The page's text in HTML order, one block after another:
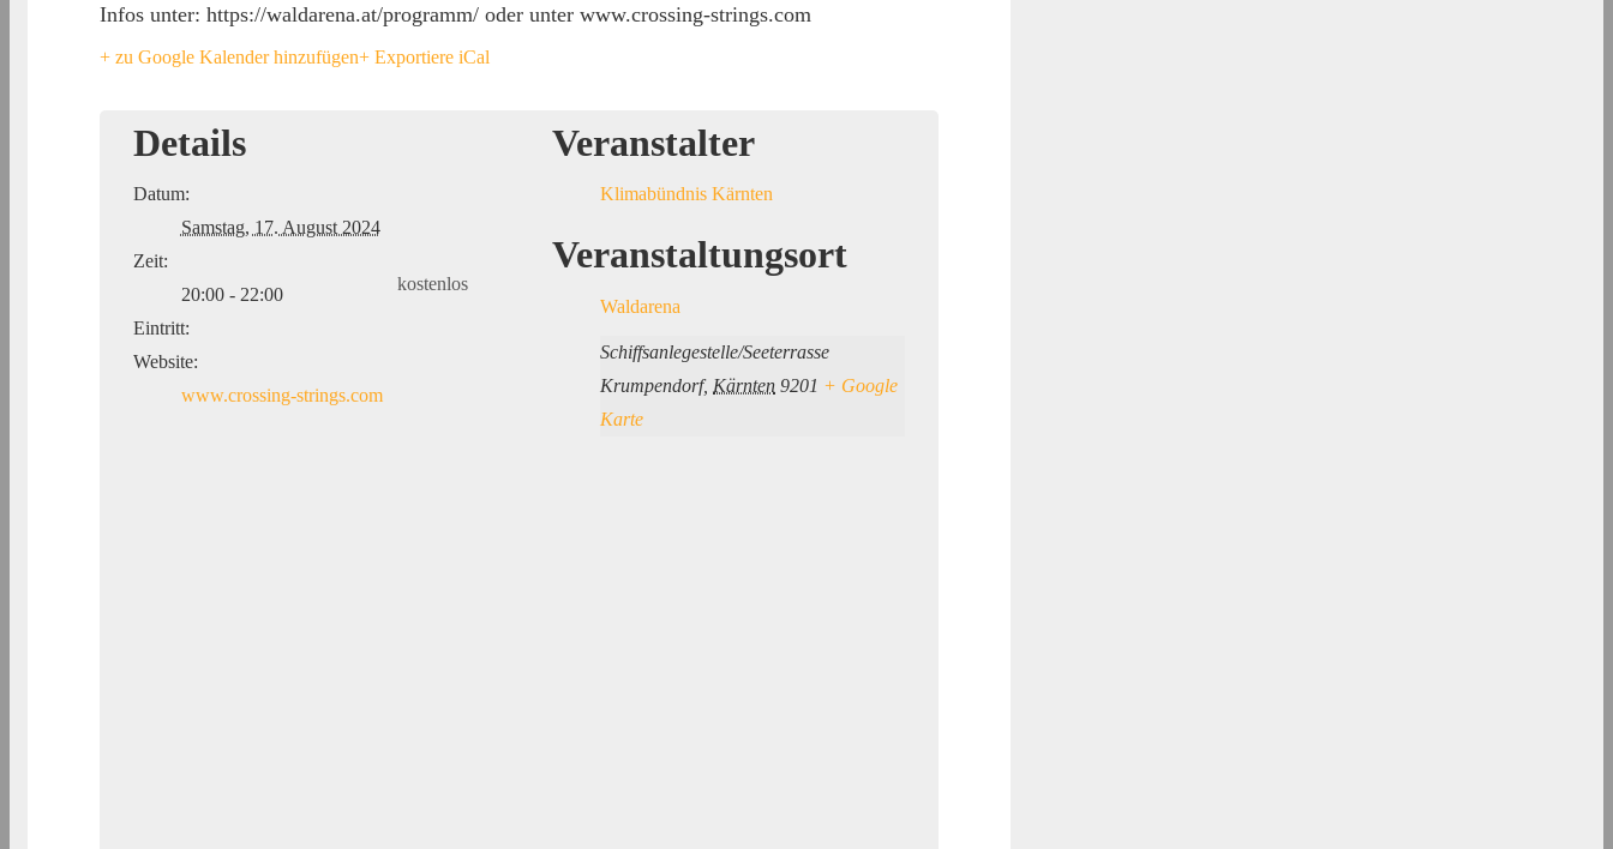
Infos unter: https://waldarena.at/programm/ oder unter www.crossing-strings.com
+ zu Google Kalender hinzufügen+ Exportiere iCal
Details
Datum:
Samstag, 17. August 2024
Zeit:
20:00 - 22:00
Eintritt:
kostenlos
Website:
www.crossing-strings.com
Veranstalter
Klimabündnis Kärnten
Veranstaltungsort
Waldarena
Schiffsanlegestelle/Seeterrasse
Krumpendorf, Kärnten 9201 + Google
Karte